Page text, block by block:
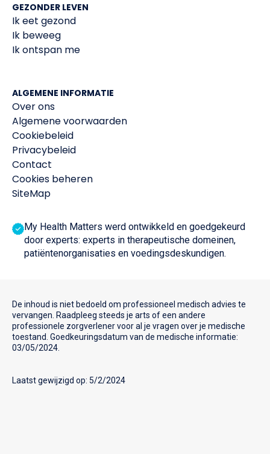
GEZONDER LEVEN
Ik eet gezond
Ik beweeg
Ik ontspan me
ALGEMENE INFORMATIE
Over ons
Algemene voorwaarden
Cookiebeleid
Privacybeleid
Contact
Cookies beheren
SiteMap
My Health Matters werd ontwikkeld en goedgekeurd
door experts: experts in therapeutische domeinen,
patiëntenorganisaties en voedingsdeskundigen.
De inhoud is niet bedoeld om professioneel medisch advies te
vervangen. Raadpleeg steeds je arts of een andere
professionele zorgverlener voor al je vragen over je medische
toestand. Goedkeuringsdatum van de medische informatie:
03/05/2024.
Laatst gewijzigd op: 5/2/2024